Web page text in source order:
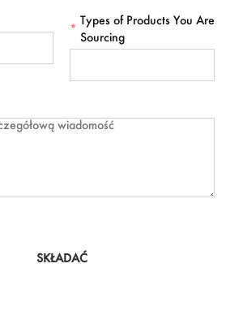
*
Types of Products You Are
Sourcing
SKŁADAĆ